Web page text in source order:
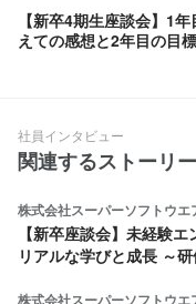
【新卒4期生座談会】1
えての感想と2年目の目
社員インタビュー
関連するストーリー
株式会社スーパーソフトウエ
【新卒座談会】未経験
リアルな学びと成長 ～
株式会社スーパーソフトウエ